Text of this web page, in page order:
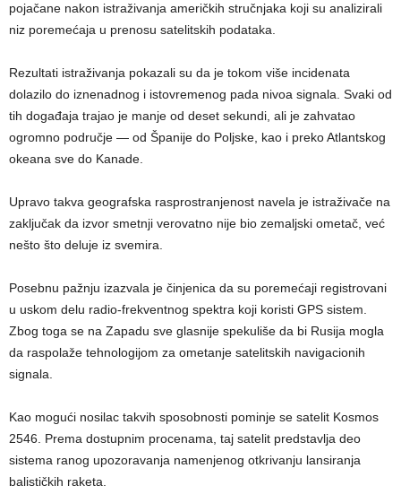
pojačane nakon istraživanja američkih stručnjaka koji su analizirali
niz poremećaja u prenosu satelitskih podataka.
Rezultati istraživanja pokazali su da je tokom više incidenata
dolazilo do iznenadnog i istovremenog pada nivoa signala. Svaki od
tih događaja trajao je manje od deset sekundi, ali je zahvatao
ogromno područje — od Španije do Poljske, kao i preko Atlantskog
okeana sve do Kanade.
Upravo takva geografska rasprostranjenost navela je istraživače na
zaključak da izvor smetnji verovatno nije bio zemaljski ometač, već
nešto što deluje iz svemira.
Posebnu pažnju izazvala je činjenica da su poremećaji registrovani
u uskom delu radio-frekventnog spektra koji koristi GPS sistem.
Zbog toga se na Zapadu sve glasnije spekuliše da bi Rusija mogla
da raspolaže tehnologijom za ometanje satelitskih navigacionih
signala.
Kao mogući nosilac takvih sposobnosti pominje se satelit Kosmos
2546. Prema dostupnim procenama, taj satelit predstavlja deo
sistema ranog upozoravanja namenjenog otkrivanju lansiranja
balističkih raketa.